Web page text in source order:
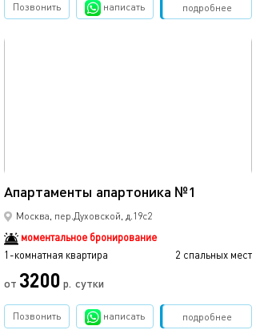
подробнее
Позвонить написать Забронировать
Апартаменты апартоника №1
Москва, пер.Духовской, д.19с2
моментальное бронирование
1-комнатная квартира
2 спальных мест
от 3200 р. сутки
подробнее
Позвонить написать Забронировать